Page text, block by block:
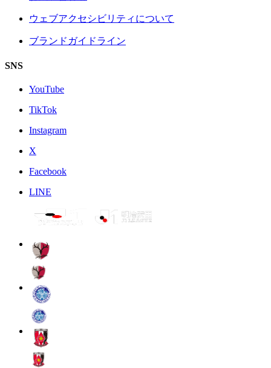
ウェブアクセシビリティについて
ブランドガイドライン
SNS
YouTube
TikTok
Instagram
X
Facebook
LINE